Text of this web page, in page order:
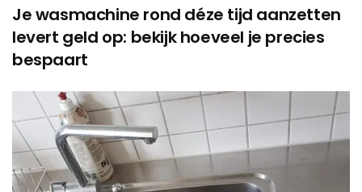
Je wasmachine rond déze tijd aanzetten
levert geld op: bekijk hoeveel je precies
bespaart